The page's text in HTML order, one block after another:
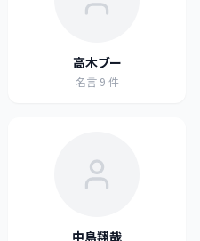
高木ブー
名言 9 件
中島翔哉